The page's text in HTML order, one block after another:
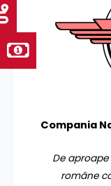
Compania
De
române